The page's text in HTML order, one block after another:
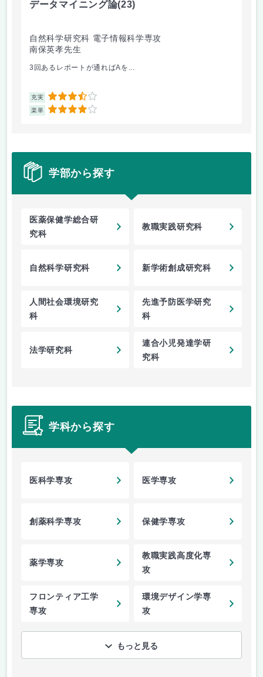
データマイニング論(23)
自然科学研究科 電子情報科学専攻
南保英孝先生
3回あるレポートが通ればAを...
充実 3.5
楽単 4
学部から探す
医薬保健学総合研
究科
教職実践研究科
自然科学研究科 新学術創成研究科
人間社会環境研究
科
先進予防医学研究
科
法学研究科
連合小児発達学研
究科
学科から探す
医科学専攻 医学専攻
創薬科学専攻 保健学専攻
薬学専攻
教職実践高度化専
攻
フロンティア工学
専攻
環境デザイン学専
攻
もっと見る